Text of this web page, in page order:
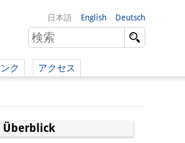
日本語 English Deutsch
）
ク アクセス
Überblick